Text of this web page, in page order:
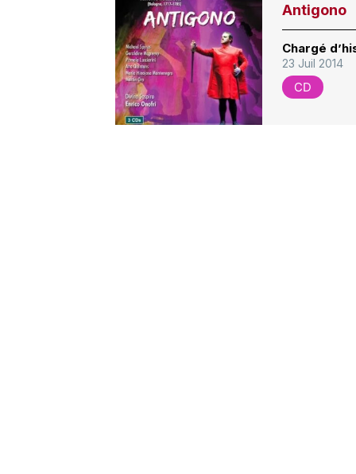
Antigono
Chargé
23 Juil 2014
CD